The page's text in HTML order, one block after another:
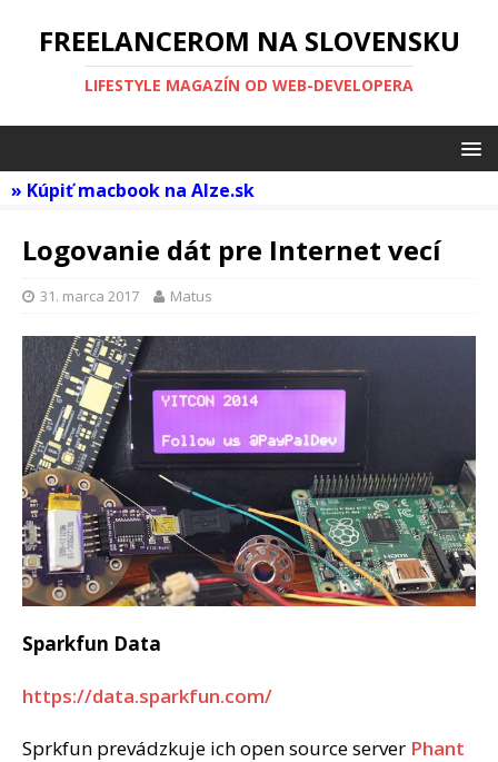
FREELANCEROM NA SLOVENSKU
LIFESTYLE MAGAZÍN OD WEB-DEVELOPERA
» Kúpiť macbook na Alze.sk
Logovanie dát pre Internet vecí
31. marca 2017 Matus
Sparkfun Data
https://data.sparkfun.com/
Sprkfun prevádzkuje ich open source server Phant